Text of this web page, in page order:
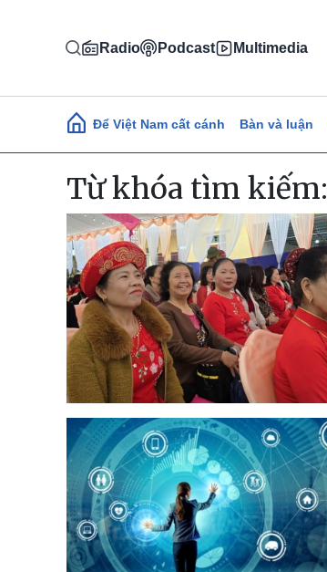
Radio Podcast Multimedia
Main navigation
Để Việt Nam cất cánh Bàn và luận
Từ khóa tìm kiếm: